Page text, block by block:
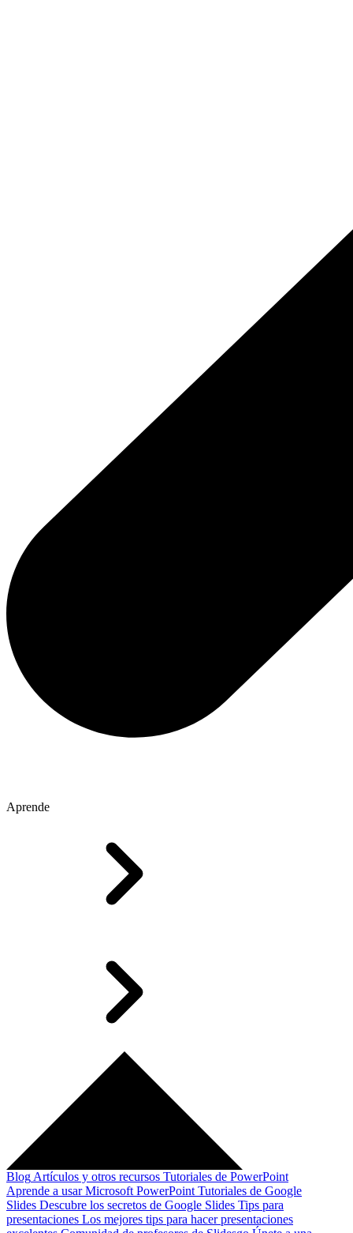
Aprende
Blog Artículos y otros recursos Tutoriales de PowerPoint
Aprende a usar Microsoft PowerPoint Tutoriales de Google
Slides Descubre los secretos de Google Slides Tips para
presentaciones Los mejores tips para hacer presentaciones